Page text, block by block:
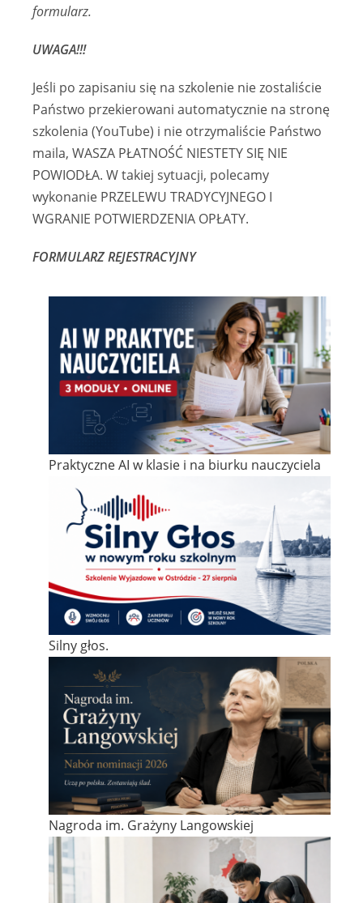
formularz.
UWAGA!!!
Jeśli po zapisaniu się na szkolenie nie zostaliście
Państwo przekierowani automatycznie na stronę
szkolenia (YouTube) i nie otrzymaliście Państwo
maila, WASZA PŁATNOŚĆ NIESTETY SIĘ NIE
POWIODŁA. W takiej sytuacji, polecamy
wykonanie PRZELEWU TRADYCYJNEGO I
WGRANIE POTWIERDZENIA OPŁATY.
FORMULARZ REJESTRACYJNY
Praktyczne AI w klasie i na biurku nauczyciela
Silny głos.
Nagroda im. Grażyny Langowskiej